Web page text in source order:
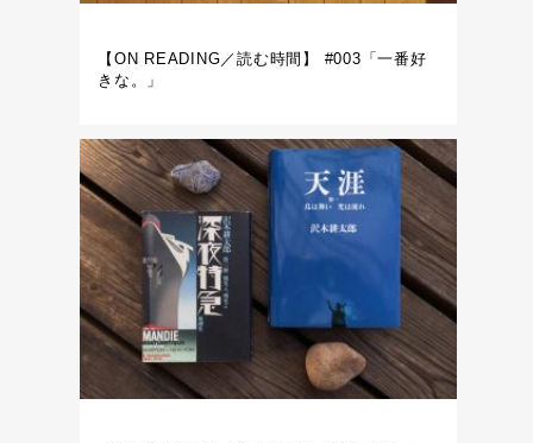
【ON READING／読む時間】 #003「一番好
きな。」